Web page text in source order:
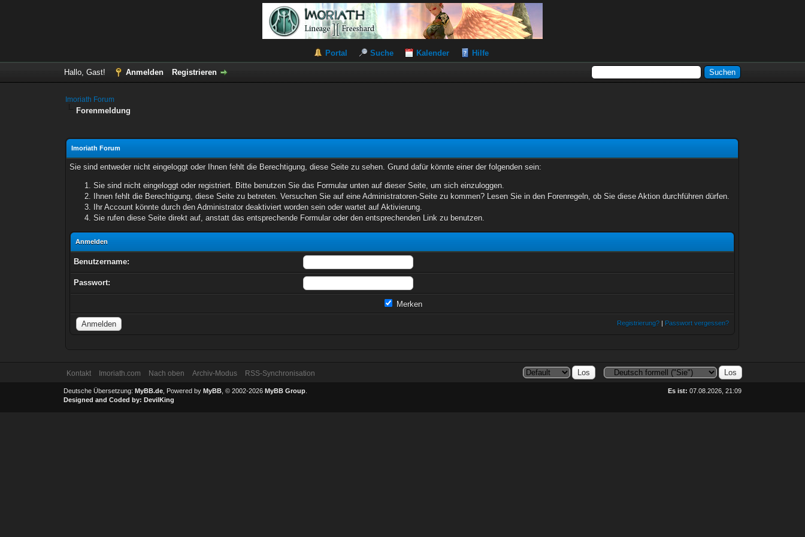
Portal Suche Kalender Hilfe
Hallo, Gast! Anmelden Registrieren
Imoriath Forum
Forenmeldung
Imoriath Forum
Sie sind entweder nicht eingeloggt oder Ihnen fehlt die Berechtigung, diese Seite zu sehen. Grund dafür könnte einer der folgenden sein:
Sie sind nicht eingeloggt oder registriert. Bitte benutzen Sie das Formular unten auf dieser Seite, um sich einzuloggen.
Ihnen fehlt die Berechtigung, diese Seite zu betreten. Versuchen Sie auf eine Administratoren-Seite zu kommen? Lesen Sie in den Forenregeln, ob Sie diese Aktion durchführen dürfen.
Ihr Account könnte durch den Administrator deaktiviert worden sein oder wartet auf Aktivierung.
Sie rufen diese Seite direkt auf, anstatt das entsprechende Formular oder den entsprechenden Link zu benutzen.
Anmelden
Benutzername:
Passwort:
Merken
Registrierung? | Passwort vergessen?
Kontakt Imoriath.com Nach oben Archiv-Modus RSS-Synchronisation
Es ist: 07.08.2026, 21:09
Deutsche Übersetzung: MyBB.de, Powered by MyBB, © 2002-2026 MyBB Group.
Designed and Coded by: DevilKing